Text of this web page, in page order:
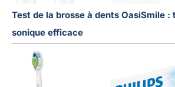
Test de la brosse à dents OasiSmile :
sonique efficace